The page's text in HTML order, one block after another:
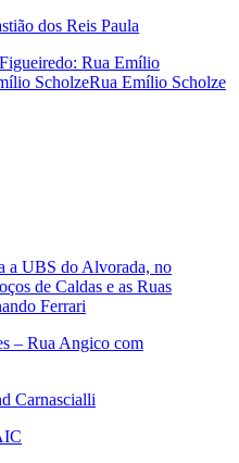
dos Reis Paula
Rua Emílio
ScholzeRua Emílio Scholze
a UBS do Alvorada, no
de Caldas e as Ruas
Ferrari
– Rua Angico com
Carnascialli